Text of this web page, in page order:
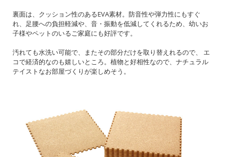
裏面は、クッション性のあるEVA素材。防音性や弾力性にもすぐ
れ、足腰への負担軽減や、音・振動を低減してくれるため、幼いお
子様やペットのいるご家庭にも好評です。
汚れても水洗い可能で、またその部分だけを取り替えれるので、 エ
コで経済的なのも嬉しいところ。植物と好相性なので、ナチュラル
テイストなお部屋づくりが楽しめそう。